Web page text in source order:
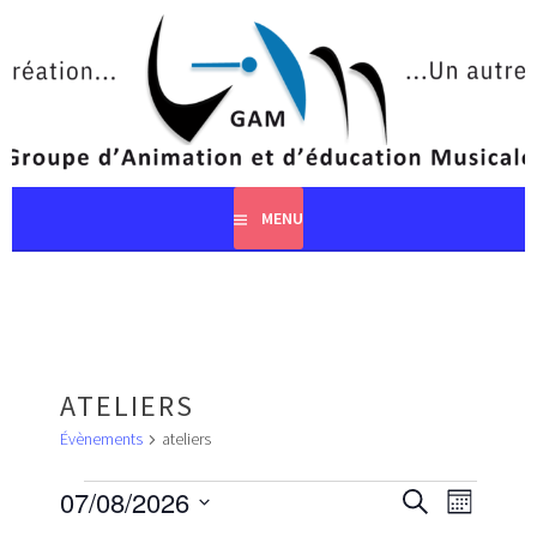
contenu
MENU
ATELIERS
Évènements ateliers
ÉVÈNEMENTS RECHERCHE
RECHERCHE
DE
MOIS
07/08/2026